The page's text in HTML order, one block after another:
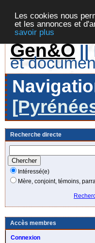
Les cookies nous
et les annonces et
savoir plus
Gen&O ||
et
Recherche directe
Intéressé(e)
Mère, conjoint, témoins,
Accès membres
Connexion